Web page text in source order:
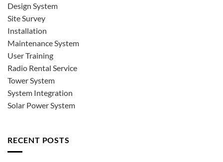
Design System
Site Survey
Installation
Maintenance System
User Training
Radio Rental Service
Tower System
System Integration
Solar Power System
RECENT POSTS